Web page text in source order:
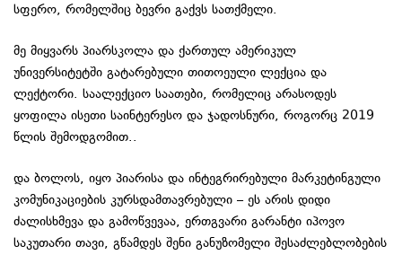
სფერო, რომელშიც ბევრი გაქვს სათქმელი.
მე მიყვარს პიარსკოლა და ქართულ ამერიკულ
უნივერსიტეტში გატარებული თითოეული ლექცია და
ლექტორი. საალექციო საათები, რომელიც არასოდეს
ყოფილა ისეთი საინტერესო და ჯადოსნური, როგორც 2019
წლის შემოდგომით..
და ბოლოს, იყო პიარისა და ინტეგრირებული მარკეტინგული
კომუნიკაციების კურსდამთავრებული – ეს არის დიდი
ძალისხმევა და გამოწვევაა, ერთგვარი გარანტი იპოვო
საკუთარი თავი, გწამდეს შენი განუზომელი შესაძლებლობების